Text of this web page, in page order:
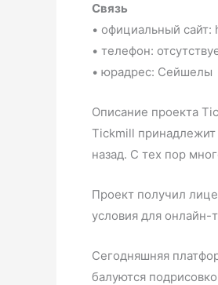
Связь
• официальный
• телефон:
• юрадрес: Сейшелы
Описание проекта
Tickmill принадлежит
назад. С тех пор
Проект получил
условия для онлайн-
Сегодняшняя
балуются